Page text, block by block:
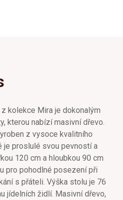
kolekce Mira je dokonalým
kterou nabízí masivní dřevo.
z vysoce kvalitního
je proslulé svou pevností a
120 cm a hloubkou 90 cm
pro pohodlné posezení při
s přáteli. Výška stolu je 76
jídelních židlí. Masivní dřevo,